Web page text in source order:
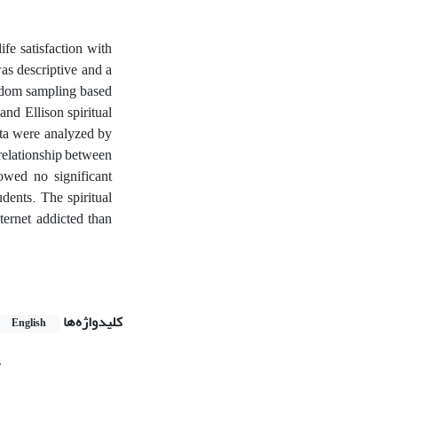
satisfaction with
descriptive and a
sampling based
Ellison spiritual
were analyzed by
between
no significant
The spiritual
addicted than
کلیدواژه‌ها English